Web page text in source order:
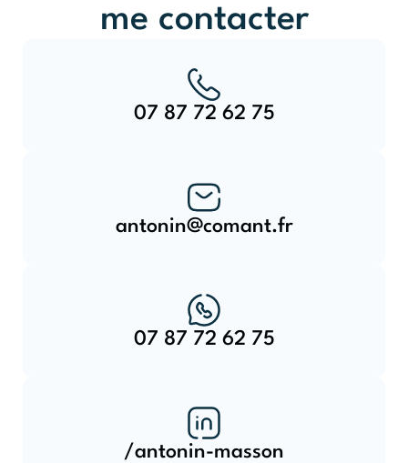
me contacter
07 87 72 62 75
antonin@comant.fr
07 87 72 62 75
/antonin-masson